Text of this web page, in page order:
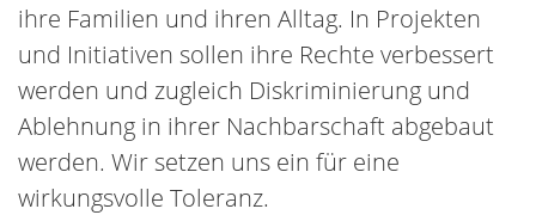
ihre Familien und ihren Alltag. In Projekten
und Initiativen sollen ihre Rechte verbessert
werden und zugleich Diskriminierung und
Ablehnung in ihrer Nachbarschaft abgebaut
werden. Wir setzen uns ein für eine
wirkungsvolle Toleranz.